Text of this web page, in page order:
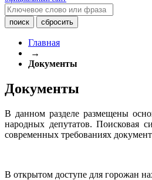
Главная
→
Документы
Документы
В данном разделе размещены
народных депутатов. Поисковая
современных требованиях
В открытом доступе для горожан